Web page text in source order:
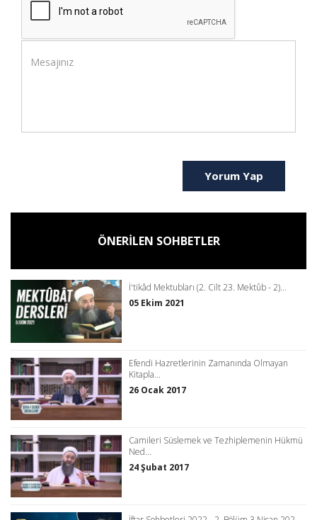
Yorum Yap
ÖNERİLEN SOHBETLER
İ'tikâd Mektubları (2. Cilt 23. Mektûb - 2)...
05 Ekim 2021
Efendi Hazretlerinin Zamanında Olmayan
Kitapla...
26 Ocak 2017
Camileri Süslemek ve Tezhiplemenin Hükmü
Ned...
24 Şubat 2017